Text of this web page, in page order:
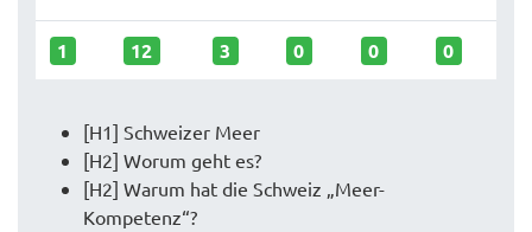
1 12 3 0 0 0
[H1] Schweizer Meer
[H2] Worum geht es?
[H2] Warum hat die Schweiz „Meer-
Kompetenz“?